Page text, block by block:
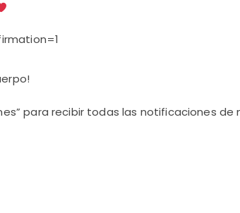
para recibir todas las notificaciones de